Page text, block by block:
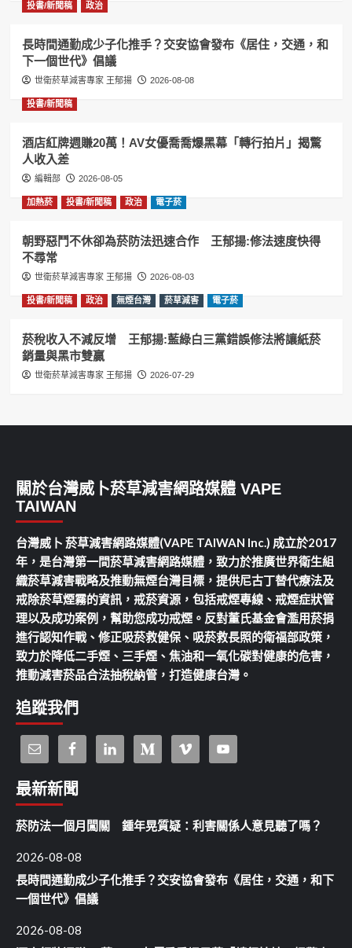
投書/新聞稿 政治
長時間通勤成少子化推手？交安協會發布《居住，交通，和
下一個世代》倡議
世衛菸草減害專家 王郁揚 2026-08-08
投書/新聞稿
酒店紅牌週賺20萬！AV女優喬喬爆黑幕「轉行拍片」揭驚
人收入差
編輯部 2026-08-05
加熱菸 投書/新聞稿 政治 電子菸
朝野惡鬥不休卻為菸防法迅速合作 王郁揚:修法速度快得
不尋常
世衛菸草減害專家 王郁揚 2026-08-03
投書/新聞稿 政治 無煙台灣 菸草減害 電子菸
菸稅收入不減反增 王郁揚:藍綠白三黨錯誤修法將讓紙菸
銷量與黑市雙贏
世衛菸草減害專家 王郁揚 2026-07-29
關於台灣威卜菸草減害網路媒體 VAPE
TAIWAN
台灣威卜 菸草減害網路媒體(VAPE TAIWAN Inc.) 成立於2017
年，是台灣第一間菸草減害網路媒體，致力於推廣世界衛生組
織菸草減害戰略及推動無煙台灣目標，提供尼古丁替代療法及
戒除菸草煙霧的資訊，戒菸資源，包括戒煙專線、戒煙症狀管
理以及成功案例，幫助您成功戒煙。反對董氏基金會濫用菸捐
進行認知作戰、修正吸菸救健保、吸菸救長照的衛福部政策，
致力於降低二手煙、三手煙、焦油和一氧化碳對健康的危害，
推動減害菸品合法抽稅納管，打造健康台灣。
追蹤我們
最新新聞
菸防法一個月闖關 鍾年晃質疑：利害關係人意見聽了嗎？
2026-08-08
長時間通勤成少子化推手？交安協會發布《居住，交通，和下
一個世代》倡議
2026-08-08